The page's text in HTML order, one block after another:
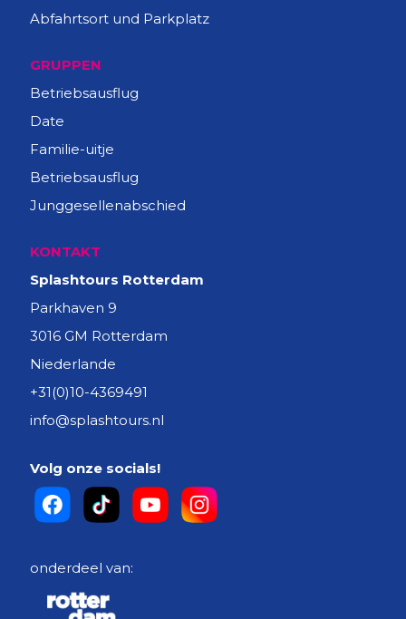
Abfahrtsort und Parkplatz
GRUPPEN
Betriebsausflug
Date
Familie-uitje
Betriebsausflug
Junggesellenabschied
KONTAKT
Splashtours Rotterdam
Parkhaven 9
3016 GM Rotterdam
Niederlande
+31(0)10-4369491
info@splashtours.nl
Volg onze socials!
onderdeel van: